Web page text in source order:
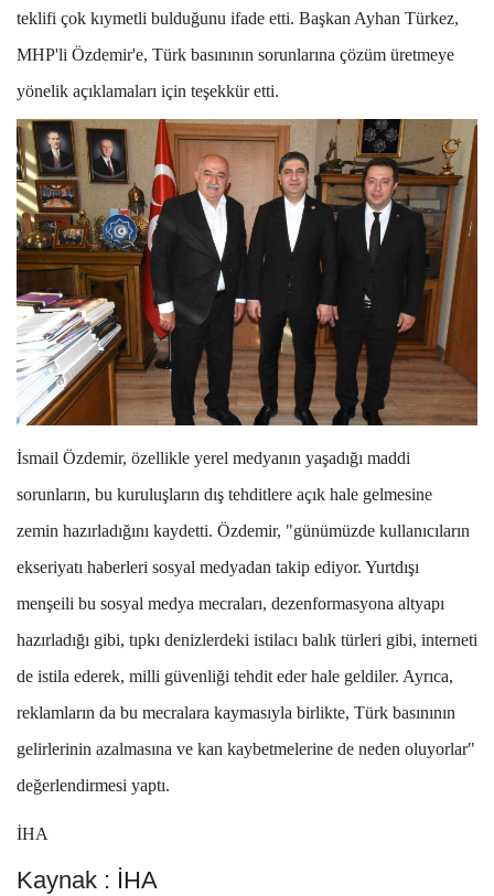
teklifi çok kıymetli bulduğunu ifade etti. Başkan Ayhan Türkez,
MHP'li Özdemir'e, Türk basınının sorunlarına çözüm üretmeye
yönelik açıklamaları için teşekkür etti.
İsmail Özdemir, özellikle yerel medyanın yaşadığı maddi
sorunların, bu kuruluşların dış tehditlere açık hale gelmesine
zemin hazırladığını kaydetti. Özdemir, "günümüzde kullanıcıların
ekseriyatı haberleri sosyal medyadan takip ediyor. Yurtdışı
menşeili bu sosyal medya mecraları, dezenformasyona altyapı
hazırladığı gibi, tıpkı denizlerdeki istilacı balık türleri gibi, interneti
de istila ederek, milli güvenliği tehdit eder hale geldiler. Ayrıca,
reklamların da bu mecralara kaymasıyla birlikte, Türk basınının
gelirlerinin azalmasına ve kan kaybetmelerine de neden oluyorlar"
değerlendirmesi yaptı.
İHA
Kaynak : İHA